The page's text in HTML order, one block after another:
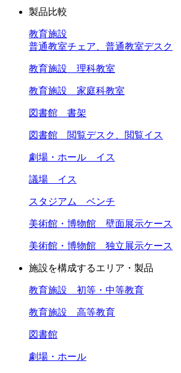
製品比較
教育施設
普通教室チェア、普通教室デスク
教育施設 理科教室
教育施設 家庭科教室
図書館 書架
図書館 閲覧デスク、閲覧イス
劇場・ホール イス
議場 イス
スタジアム ベンチ
美術館・博物館 壁面展示ケース
美術館・博物館 独立展示ケース
施設を構成するエリア・製品
教育施設 初等・中等教育
教育施設 高等教育
図書館
劇場・ホール